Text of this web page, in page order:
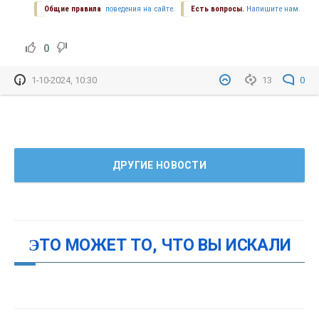
Есть вопросы. Напишите нам.
Общие правила поведения на сайте.
0
13 0
1-10-2024, 10:30
ДРУГИЕ НОВОСТИ
ЭТО МОЖЕТ ТО, ЧТО ВЫ ИСКАЛИ